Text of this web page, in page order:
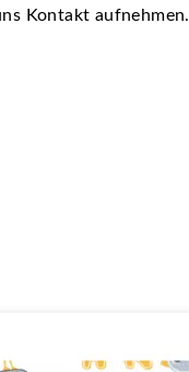
Kontakt aufnehmen.